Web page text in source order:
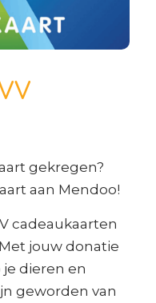
gekregen?
aan Mendoo!
cadeaukaarten
jouw donatie
dieren en
geworden van